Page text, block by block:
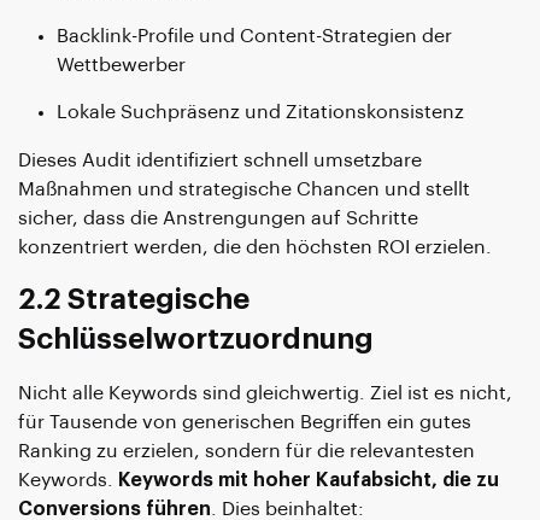
Backlink-Profile und Content-Strategien der
Wettbewerber
Lokale Suchpräsenz und Zitationskonsistenz
Dieses Audit identifiziert schnell umsetzbare
Maßnahmen und strategische Chancen und stellt
sicher, dass die Anstrengungen auf Schritte
konzentriert werden, die den höchsten ROI erzielen.
2.2 Strategische
Schlüsselwortzuordnung
Nicht alle Keywords sind gleichwertig. Ziel ist es nicht,
für Tausende von generischen Begriffen ein gutes
Ranking zu erzielen, sondern für die relevantesten
Keywords.
Keywords mit hoher Kaufabsicht, die zu
Conversions führen . Dies beinhaltet: